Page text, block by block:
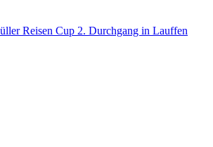
Reisen Cup 2. Durchgang in Lauffen